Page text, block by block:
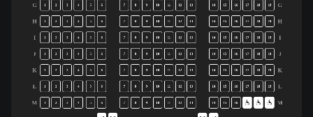
G
H
I
J
K
L
M
G
H
I
J
K
L
M
1 2 3 4 5 6 7 8 9 10 12 13 14 15 16 17 18 19
1 2 3 4 5 6 7 8 9 10 11 12 13 14 15 16 17 18 19
1 2 3 5 6 7 8 9 10 11 12 13 14 15 16 17 18 19
1 2 3 4 5 6 7 8 9 10 11 12 13 14 15 16 17 18 19
1 2 3 4 5 6 7 8 9 10 11 12 13 14 15 16 17 18 19
2 3 4 5 6 7 8 9 10 11 12 13 14 15 16 17 18 19
1 2 3 4 5 6 7 8 9 10 11 12 13 14 15 16